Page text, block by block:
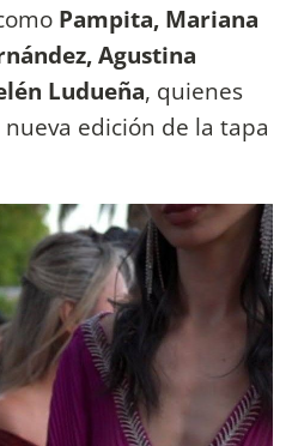
Pampita, Mariana
Agustina
Ludueña, quienes
edición de la tapa